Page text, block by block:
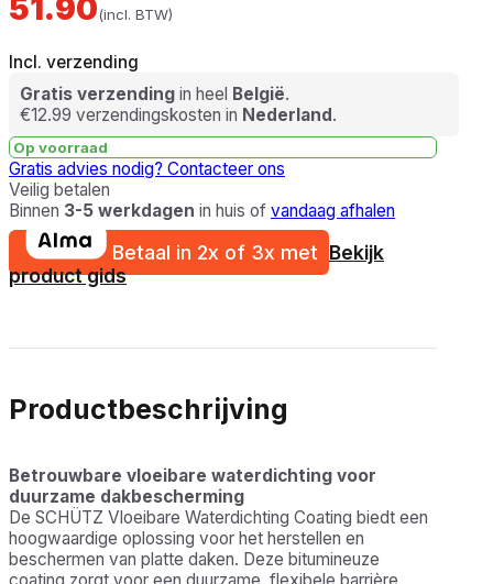
51.90(incl. BTW)
Incl. verzending
Gratis verzending in heel België.
€12.99 verzendingskosten in Nederland.
Op voorraad
Gratis advies nodig? Contacteer ons
Veilig betalen
Binnen 3-5 werkdagen in huis of vandaag afhalen
Betaal in 2x of 3x met Bekijk
product gids
Productbeschrijving
Betrouwbare vloeibare waterdichting voor
duurzame dakbescherming
De SCHÜTZ Vloeibare Waterdichting Coating biedt een
hoogwaardige oplossing voor het herstellen en
beschermen van platte daken. Deze bitumineuze